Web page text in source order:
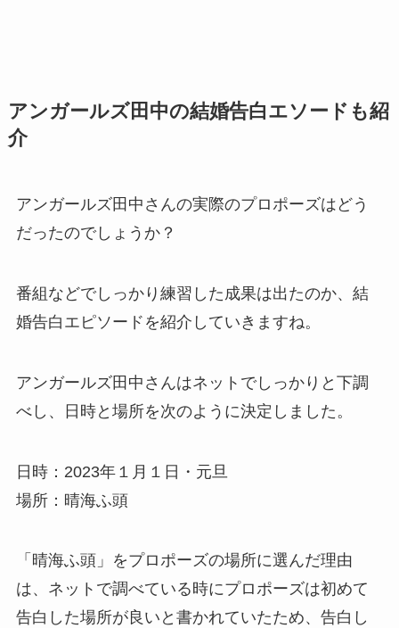
アンガールズ田中の結婚告白エソードも紹
介
アンガールズ田中さんの実際のプロポーズはどう
だったのでしょうか？
番組などでしっかり練習した成果は出たのか、結
婚告白エピソードを紹介していきますね。
アンガールズ田中さんはネットでしっかりと下調
べし、日時と場所を次のように決定しました。
日時：2023年１月１日・元旦
場所：晴海ふ頭
「晴海ふ頭」をプロポーズの場所に選んだ理由
は、ネットで調べている時にプロポーズは初めて
告白した場所が良いと書かれていたため、告白し